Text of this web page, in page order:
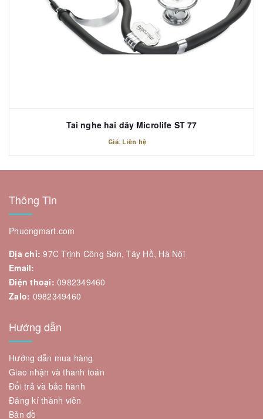
Tai nghe hai dây Microlife ST 77
Giá: Liên hệ
Thông Tin
Phuongmart.com
Địa chỉ: 97C Trịnh Công Sơn, Tây Hồ, Hà Nội
Email:
Điện thoại: 0982349460
Zalo: 0982349460
Hướng dẫn
Hướng dẫn mua hàng
Giao nhận và thanh toán
Đổi trả và bảo hành
Đăng kí thành viên
Bản đồ